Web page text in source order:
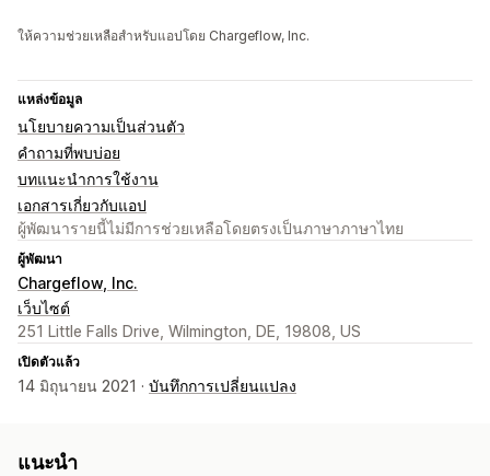
ให้ความช่วยเหลือสำหรับแอปโดย Chargeflow, Inc.
แหล่งข้อมูล
นโยบายความเป็นส่วนตัว
คำถามที่พบบ่อย
บทแนะนำการใช้งาน
เอกสารเกี่ยวกับแอป
ผู้พัฒนารายนี้ไม่มีการช่วยเหลือโดยตรงเป็นภาษาภาษาไทย
ผู้พัฒนา
Chargeflow, Inc.
เว็บไซต์
251 Little Falls Drive, Wilmington, DE, 19808, US
เปิดตัวแล้ว
14 มิถุนายน 2021 · บันทึกการเปลี่ยนแปลง
แนะนำ